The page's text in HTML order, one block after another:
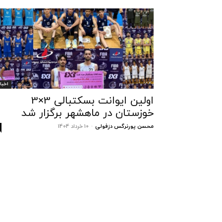
اولین ایوانت بسکتبالی 3×3
خوزستان در ماهشهر برگزار شد
محسن پورنرگس دزفولی - 10 خرداد 1404